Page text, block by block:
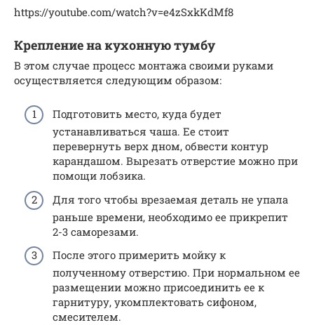
https://youtube.com/watch?v=e4zSxkKdMf8
Крепление на кухонную тумбу
В этом случае процесс монтажа своими руками
осуществляется следующим образом:
Подготовить место, куда будет
устанавливаться чаша. Ее стоит
перевернуть верх дном, обвести контур
карандашом. Вырезать отверстие можно при
помощи лобзика.
Для того чтобы врезаемая деталь не упала
раньше времени, необходимо ее прикрепит
2-3 саморезами.
После этого примерить мойку к
полученному отверстию. При нормальном ее
размещении можно присоединить ее к
гарнитуру, укомплектовать сифоном,
смесителем.